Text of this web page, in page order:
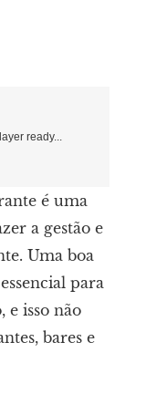
ready...
é uma
a gestão e
Uma boa
para
e isso não
bares e